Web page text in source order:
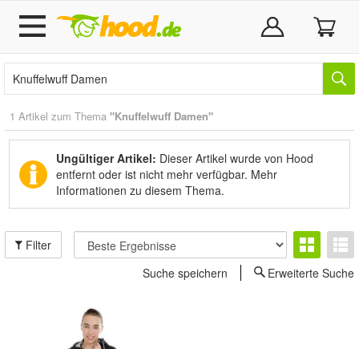
1 Artikel zum Thema "Knuffelwuff Damen"
Ungültiger Artikel: Dieser Artikel wurde von Hood
entfernt oder ist nicht mehr verfügbar. Mehr
Informationen zu diesem Thema.
Filter
Suche speichern
Erweiterte Suche